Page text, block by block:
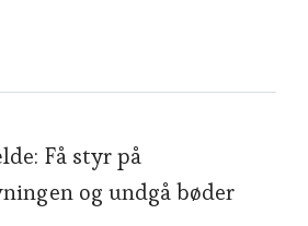
Få styr på
og undgå bøder